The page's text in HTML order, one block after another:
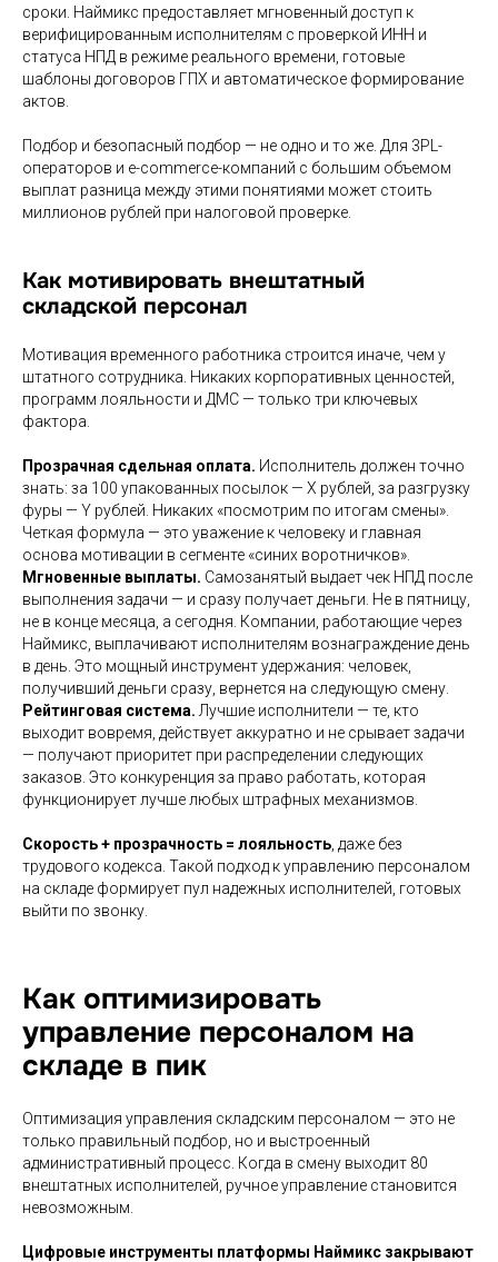
сроки. Наймикс предоставляет мгновенный доступ к
верифицированным исполнителям с проверкой ИНН и
статуса НПД в режиме реального времени, готовые
шаблоны договоров ГПХ и автоматическое формирование
актов.
Подбор и безопасный подбор — не одно и то же. Для 3PL-
операторов и e-commerce-компаний с большим объемом
выплат разница между этими понятиями может стоить
миллионов рублей при налоговой проверке.
Как мотивировать внештатный
складской персонал
Мотивация временного работника строится иначе, чем у
штатного сотрудника. Никаких корпоративных ценностей,
программ лояльности и ДМС — только три ключевых
фактора.
Прозрачная сдельная оплата. Исполнитель должен точно
знать: за 100 упакованных посылок — X рублей, за разгрузку
фуры — Y рублей. Никаких «посмотрим по итогам смены».
Четкая формула — это уважение к человеку и главная
основа мотивации в сегменте «синих воротничков».
Мгновенные выплаты. Самозанятый выдает чек НПД после
выполнения задачи — и сразу получает деньги. Не в пятницу,
не в конце месяца, а сегодня. Компании, работающие через
Наймикс, выплачивают исполнителям вознаграждение день
в день. Это мощный инструмент удержания: человек,
получивший деньги сразу, вернется на следующую смену.
Рейтинговая система. Лучшие исполнители — те, кто
выходит вовремя, действует аккуратно и не срывает задачи
— получают приоритет при распределении следующих
заказов. Это конкуренция за право работать, которая
функционирует лучше любых штрафных механизмов.
Скорость + прозрачность = лояльность , даже без
трудового кодекса. Такой подход к управлению персоналом
на складе формирует пул надежных исполнителей, готовых
выйти по звонку.
Как оптимизировать
управление персоналом на
складе в пик
Оптимизация управления складским персоналом — это не
только правильный подбор, но и выстроенный
административный процесс. Когда в смену выходит 80
внештатных исполнителей, ручное управление становится
невозможным.
Цифровые инструменты платформы Наймикс закрывают